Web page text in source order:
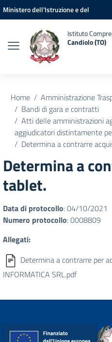
Vai ai contenuti
Vai al menu di navigazione
Vai al footer
Ministero dell'Istruzione e del
Istituto
Candiolo (TO)
Home
Amministrazione
Bandi di gara e contratti
Atti delle amministrazioni
aggiudicatori distintamente
Determina a contrarre
Determina a
tablet.
Data di protocollo: 04/10/2021
Numero protocollo: 0008809
Allegati:
Determina a contrarre per
INFORMATICA SRL.pdf